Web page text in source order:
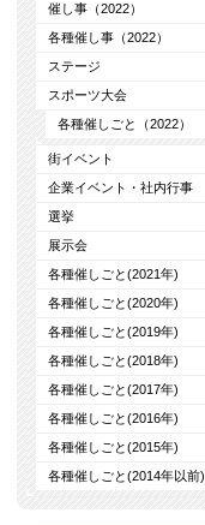
催し事（2022）
各種催し事（2022）
ステージ
スポーツ大会
各種催しごと（2022）
街イベント
企業イベント・社内行事
選挙
展示会
各種催しごと(2021年)
各種催しごと(2020年)
各種催しごと(2019年)
各種催しごと(2018年)
各種催しごと(2017年)
各種催しごと(2016年)
各種催しごと(2015年)
各種催しごと(2014年以前)